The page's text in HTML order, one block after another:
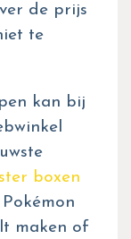
de prijs
te
kan bij
boxen
maken of